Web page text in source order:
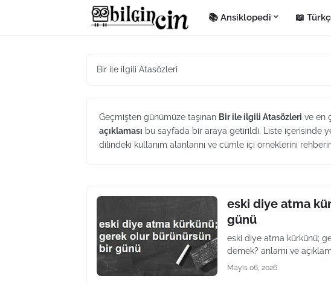
📚 Ansiklopedi 📖
Bir ile ilgili Atasözleri
Geçmişten günümüze taşınan Bir ile ilgili Atasözleri ve en
açıklaması bu sayfada bir araya getirildi. Liste içerisinde
dilindeki kullanım alanlarını ve cümle içi örneklerini
eski diye atma
günü
eski diye atma kürkünü;
demek? anlamı ve
Mayıs 06, 2026